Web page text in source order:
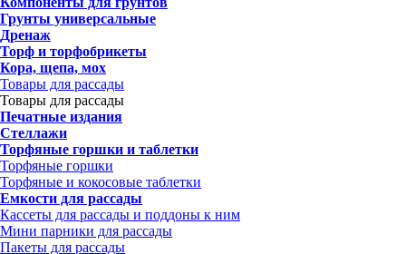
Грунты универсальные
Дренаж
Торф и торфобрикеты
Кора, щепа, мох
Товары для рассады
Товары для рассады
Печатные издания
Стеллажи
Торфяные горшки и таблетки
Торфяные горшки
Торфяные и кокосовые таблетки
Емкости для рассады
Кассеты для рассады и поддоны к ним
Мини парники для рассады
Пакеты для рассады